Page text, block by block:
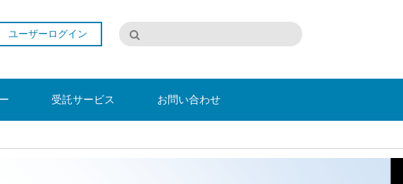
ユーザーログイン
受託サービス お問い合わせ